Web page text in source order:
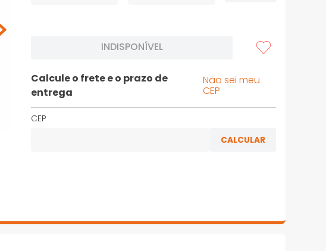
INDISPONÍVEL
Calcule o frete e o prazo de
entrega
Não sei meu
CEP
CEP